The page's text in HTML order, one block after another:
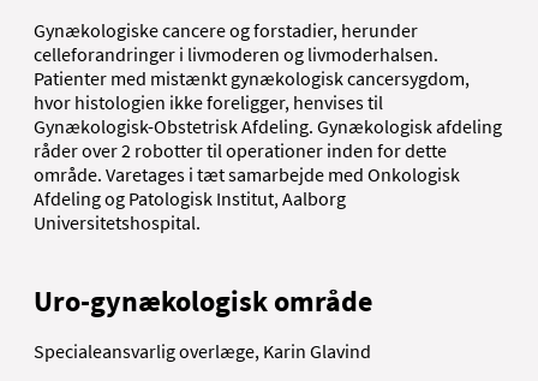
Gynækologiske cancere og forstadier, herunder
celleforandringer i livmoderen og livmoderhalsen.
Patienter med mistænkt gynækologisk cancersygdom,
hvor histologien ikke foreligger, henvises til
Gynækologisk-Obstetrisk Afdeling. Gynækologisk afdeling
råder over 2 robotter til operationer inden for dette
område. Varetages i tæt samarbejde med Onkologisk
Afdeling og Patologisk Institut, Aalborg
Universitetshospital.
Uro-gynækologisk område
Specialeansvarlig overlæge, Karin Glavind